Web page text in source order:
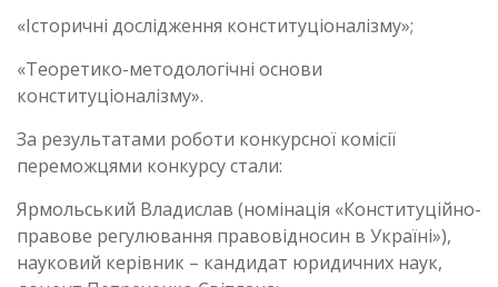
«Історичні дослідження конституціоналізму»;
«Теоретико-методологічні основи
конституціоналізму».
За результатами роботи конкурсної комісії
переможцями конкурсу стали:
Ярмольський Владислав (номінація «Конституційно-
правове регулювання правовідносин в Україні»),
науковий керівник – кандидат юридичних наук,